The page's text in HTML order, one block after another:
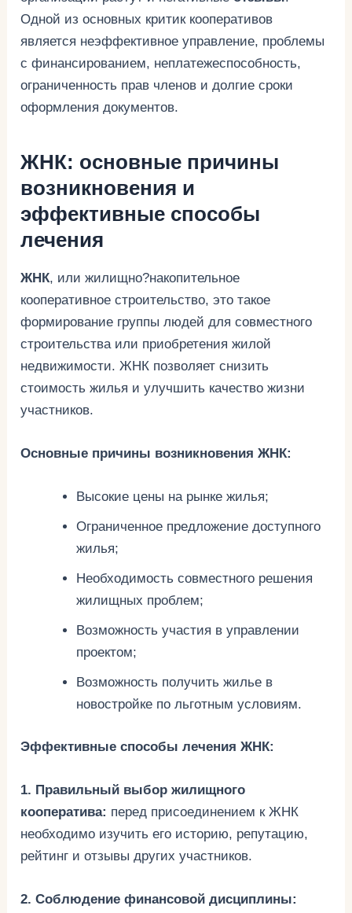
Одной из основных критик кооперативов
является неэффективное управление, проблемы
с финансированием, неплатежеспособность,
ограниченность прав членов и долгие сроки
оформления документов.
ЖНК: основные причины
возникновения и
эффективные способы
лечения
ЖНК, или жилищно?накопительное
кооперативное строительство, это такое
формирование группы людей для совместного
строительства или приобретения жилой
недвижимости. ЖНК позволяет снизить
стоимость жилья и улучшить качество жизни
участников.
Основные причины возникновения ЖНК:
Высокие цены на рынке жилья;
Ограниченное предложение доступного
жилья;
Необходимость совместного решения
жилищных проблем;
Возможность участия в управлении
проектом;
Возможность получить жилье в
новостройке по льготным условиям.
Эффективные способы лечения ЖНК:
1. Правильный выбор жилищного
кооператива: перед присоединением к ЖНК
необходимо изучить его историю, репутацию,
рейтинг и отзывы других участников.
2. Соблюдение финансовой дисциплины: